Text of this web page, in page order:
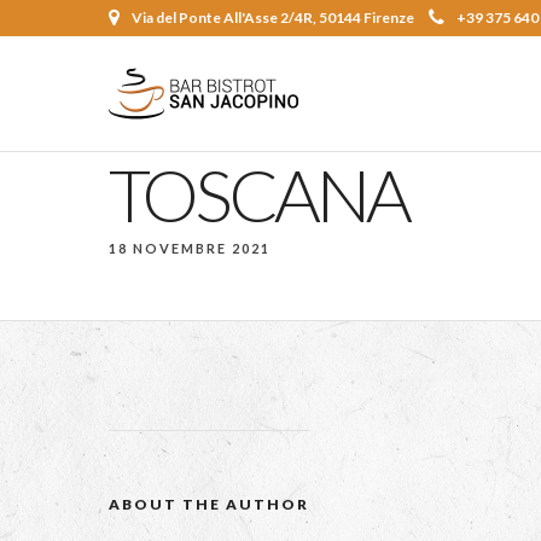
Via del Ponte All'Asse 2/4R, 50144 Firenze +39 375
TOSCANA
18 NOVEMBRE 2021
ABOUT THE AUTHOR